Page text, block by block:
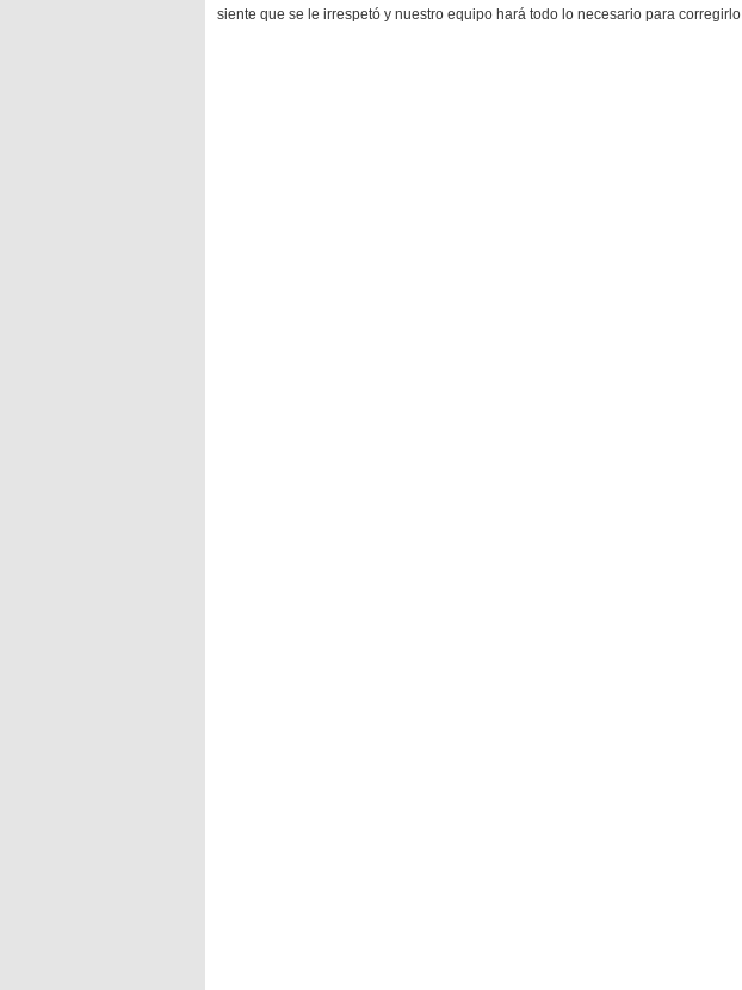
siente que se le irrespetó y nuestro equipo hará todo lo necesario para corregirlo.